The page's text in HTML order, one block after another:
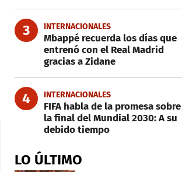
3 INTERNACIONALES
Mbappé recuerda los días que
entrenó con el Real Madrid
gracias a Zidane
4 INTERNACIONALES
FIFA habla de la promesa sobre
la final del Mundial 2030: A su
debido tiempo
LO ÚLTIMO